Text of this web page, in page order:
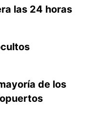
las 24 horas
de los